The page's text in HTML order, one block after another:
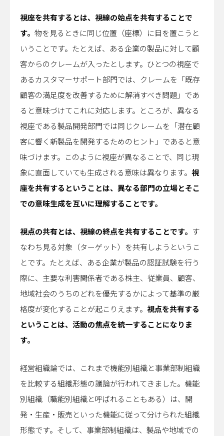
視座を共有するとは、視線の始点を共有することで
す。 物を見るときに同じ位置（座標）に目を置こうと
いうことです。たとえば、ある企業の製品に対して顧
客からのクレームが入ったとします。ひとつの視座で
あるカスタマーサポート部門では、クレームを「既存
顧客の満足度を改善するために解消すべき問題」であ
ると意味づけてこれに対応します。ところが、異なる
視座である製品開発部門では同じクレームを「潜在顧
客に響く新製品を開発するためのヒント」であると意
味づけます。このように視座が異なることで、同じ現
象に直面していても生成される意味は異なります。 視
座を共有するということは、異なる部門の立場とそこ
での意味生成を互いに理解することです。
視点の共有とは、視線の終点を共有することです。 す
なわち見る対象（ターゲット）を共有しようというこ
とです。たとえば、ある企業が製品の認証試験を行う
際に、主要な利害関係者である株主、従業員、顧客、
地域社会のうちのどれを優先するかによって基準の厳
格度が変化することが起こりえます。 視点を共有する
ということは、活動の焦点を統一することになりま
す。
経営組織論では、これまで機能別組織と事業部制組織
を比較する組織形態の議論が行われてきました。機能
別組織（職能別組織と呼ばれることもある）は、開
発・生産・販売といった機能に従って分けられた組織
形態です。そして、事業部制組織は、製品や地域での